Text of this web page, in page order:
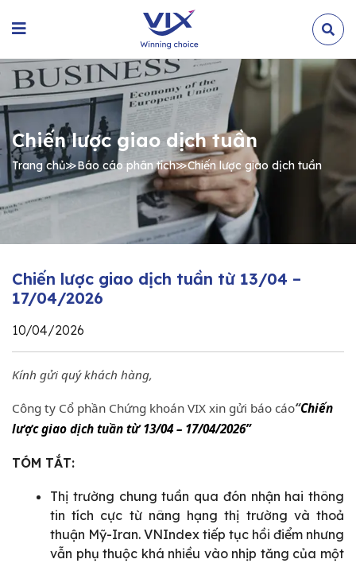
Chiến lược giao dịch tuần
Trang chủ≫Báo cáo phân tích≫Chiến lược giao dịch tuần
Chiến lược giao dịch tuần từ 13/04 –
17/04/2026
10/04/2026
Kính gửi quý khách hàng,
Công ty Cổ phần Chứng khoán VIX xin gửi báo cáo“Chiến
lược giao dịch tuần từ 13/04 – 17/04/2026”
TÓM TẮT:
Thị trường chung tuần qua đón nhận hai thông
tin tích cực từ nâng hạng thị trường và thoả
thuận Mỹ-Iran. VNIndex tiếp tục hồi điểm nhưng
vẫn phụ thuộc khá nhiều vào nhịp tăng của một